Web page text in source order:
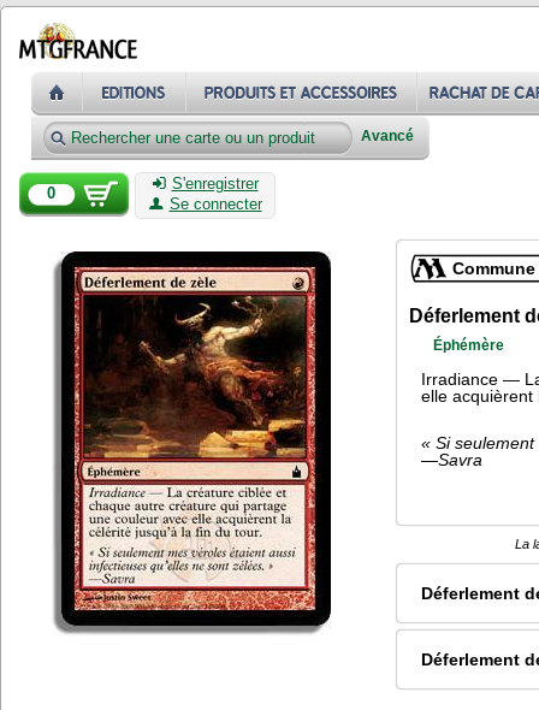
Avancé
0
S'enregistrer
Se connecter
Commune
Déferlement
Éphémère
Irradiance —
elle acquièrent
« Si
—Savra
La
Déferlement
Déferlement